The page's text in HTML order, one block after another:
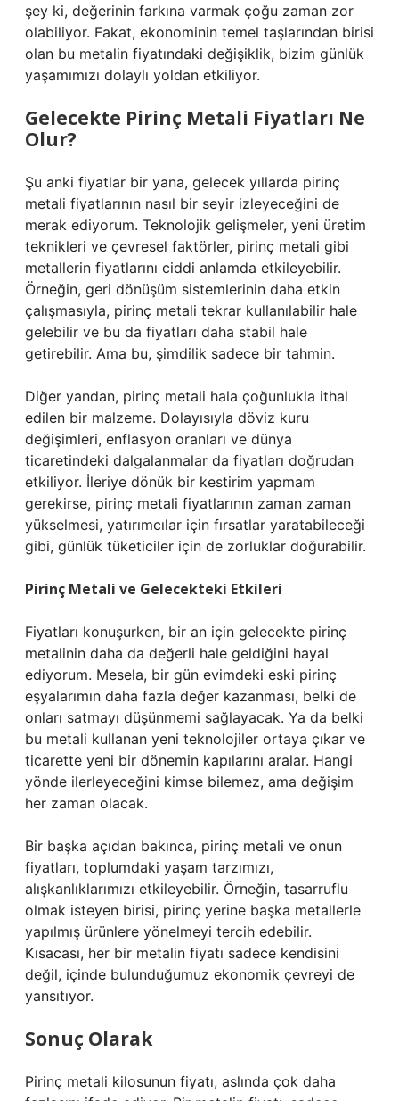
şey ki, değerinin farkına varmak çoğu zaman zor
olabiliyor. Fakat, ekonominin temel taşlarından birisi
olan bu metalin fiyatındaki değişiklik, bizim günlük
yaşamımızı dolaylı yoldan etkiliyor.
Gelecekte Pirinç Metali Fiyatları Ne
Olur?
Şu anki fiyatlar bir yana, gelecek yıllarda pirinç
metali fiyatlarının nasıl bir seyir izleyeceğini de
merak ediyorum. Teknolojik gelişmeler, yeni üretim
teknikleri ve çevresel faktörler, pirinç metali gibi
metallerin fiyatlarını ciddi anlamda etkileyebilir.
Örneğin, geri dönüşüm sistemlerinin daha etkin
çalışmasıyla, pirinç metali tekrar kullanılabilir hale
gelebilir ve bu da fiyatları daha stabil hale
getirebilir. Ama bu, şimdilik sadece bir tahmin.
Diğer yandan, pirinç metali hala çoğunlukla ithal
edilen bir malzeme. Dolayısıyla döviz kuru
değişimleri, enflasyon oranları ve dünya
ticaretindeki dalgalanmalar da fiyatları doğrudan
etkiliyor. İleriye dönük bir kestirim yapmam
gerekirse, pirinç metali fiyatlarının zaman zaman
yükselmesi, yatırımcılar için fırsatlar yaratabileceği
gibi, günlük tüketiciler için de zorluklar doğurabilir.
Pirinç Metali ve Gelecekteki Etkileri
Fiyatları konuşurken, bir an için gelecekte pirinç
metalinin daha da değerli hale geldiğini hayal
ediyorum. Mesela, bir gün evimdeki eski pirinç
eşyalarımın daha fazla değer kazanması, belki de
onları satmayı düşünmemi sağlayacak. Ya da belki
bu metali kullanan yeni teknolojiler ortaya çıkar ve
ticarette yeni bir dönemin kapılarını aralar. Hangi
yönde ilerleyeceğini kimse bilemez, ama değişim
her zaman olacak.
Bir başka açıdan bakınca, pirinç metali ve onun
fiyatları, toplumdaki yaşam tarzımızı,
alışkanlıklarımızı etkileyebilir. Örneğin, tasarruflu
olmak isteyen birisi, pirinç yerine başka metallerle
yapılmış ürünlere yönelmeyi tercih edebilir.
Kısacası, her bir metalin fiyatı sadece kendisini
değil, içinde bulunduğumuz ekonomik çevreyi de
yansıtıyor.
Sonuç Olarak
Pirinç metali kilosunun fiyatı, aslında çok daha